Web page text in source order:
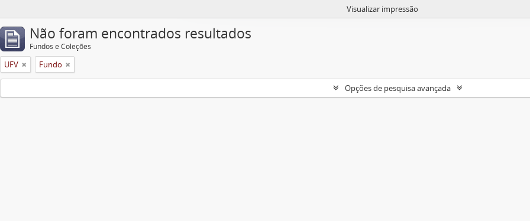
Visualizar impressão
Não foram encontrados resultados
Fundos e Coleções
UFV Fundo
Opções de pesquisa avançada